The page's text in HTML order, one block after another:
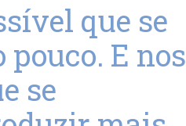
que se
E nos
se